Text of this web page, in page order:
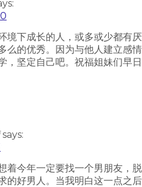
境下成长的人，或多或少都有
么的优秀。因为与他人建立感
，坚定自己吧。祝福姐妹们早
says:
着今年一定要找一个男朋友，
的好男人。当我明白这一点之